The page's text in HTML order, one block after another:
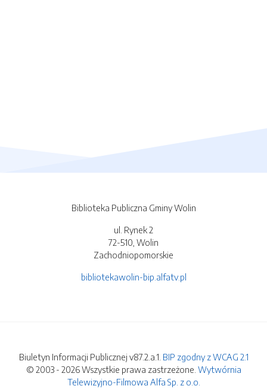
Biblioteka Publiczna Gminy Wolin
ul. Rynek 2
72-510, Wolin
Zachodniopomorskie
bibliotekawolin-bip.alfatv.pl
Biuletyn Informacji Publicznej v87.2.a.1. BIP zgodny z WCAG 2.1
© 2003 - 2026 Wszystkie prawa zastrzeżone. Wytwórnia
Telewizyjno-Filmowa Alfa Sp. z o.o.